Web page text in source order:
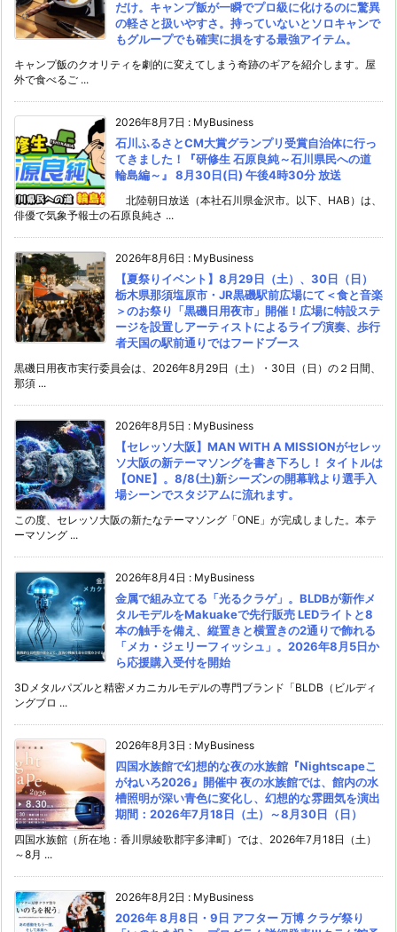
だけ。キャンプ飯が一瞬でプロ級に化けるのに驚異
の軽さと扱いやすさ。持っていないとソロキャンで
もグループでも確実に損をする最強アイテム。
キャンプ飯のクオリティを劇的に変えてしまう奇跡のギアを紹介します。屋
外で食べるご ...
2026年8月7日 : MyBusiness
石川ふるさとCM大賞グランプリ受賞自治体に行っ
てきました！『研修生 石原良純～石川県民への道
輪島編～』 8月30日(日) 午後4時30分 放送
北陸朝日放送（本社石川県金沢市。以下、HAB）は、
俳優で気象予報士の石原良純さ ...
2026年8月6日 : MyBusiness
【夏祭りイベント】8月29日（土）、30日（日）
栃木県那須塩原市・JR黒磯駅前広場にて＜食と音楽
＞のお祭り「黒磯日用夜市」開催！広場に特設ステ
ージを設置しアーティストによるライブ演奏、歩行
者天国の駅前通りではフードブース
黒磯日用夜市実行委員会は、2026年8月29日（土）・30日（日）の２日間、
那須 ...
2026年8月5日 : MyBusiness
【セレッソ大阪】MAN WITH A MISSIONがセレッ
ソ大阪の新テーマソングを書き下ろし！ タイトルは
【ONE】。8/8(土)新シーズンの開幕戦より選手入
場シーンでスタジアムに流れます。
この度、セレッソ大阪の新たなテーマソング「ONE」が完成しました。本テ
ーマソング ...
2026年8月4日 : MyBusiness
金属で組み立てる「光るクラゲ」。BLDBが新作メ
タルモデルをMakuakeで先行販売 LEDライトと8
本の触手を備え、縦置きと横置きの2通りで飾れる
「メカ・ジェリーフィッシュ」。2026年8月5日か
ら応援購入受付を開始
3Dメタルパズルと精密メカニカルモデルの専門ブランド「BLDB（ビルディ
ングブロ ...
2026年8月3日 : MyBusiness
四国水族館で幻想的な夜の水族館『Nightscapeこ
がねいろ2026』開催中 夜の水族館では、館内の水
槽照明が深い青色に変化し、幻想的な雰囲気を演出
期間：2026年7月18日（土）～8月30日（日）
四国水族館（所在地：香川県綾歌郡宇多津町）では、2026年7月18日（土）
～8月 ...
2026年8月2日 : MyBusiness
2026年 8月8日・9日 アフター 万博 クラゲ祭り